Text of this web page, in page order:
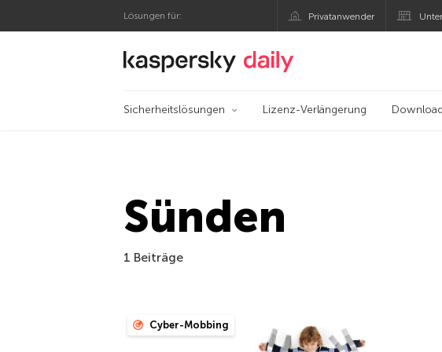
Lösungen für: Privatanwender
Offizieller Blog von Kaspersky
Sicherheitslösungen Lizenz-Verlängerung
Sünden
1 Beiträge
Cyber-Mobbing